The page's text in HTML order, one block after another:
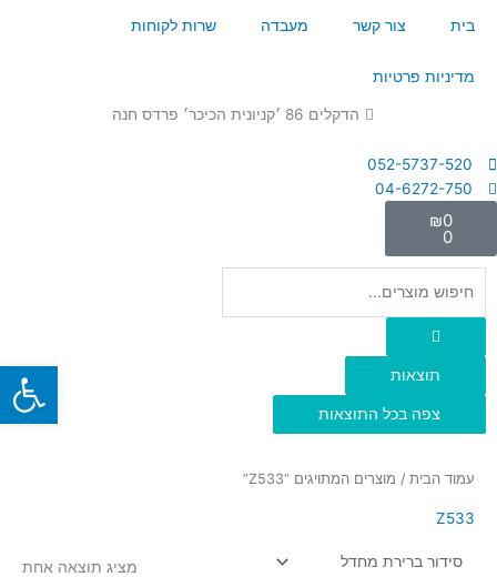
לתוכן
בית צור קשר מעבדה שרות לקוחות
מדיניות פרטיות
הדקלים 86 ׳קניונית הכיכר׳ פרדס חנה
052-5737-520
04-6272-750
₪0
0
עגלת
קניות
תוצאות
צפה בכל התוצאות
עמוד הבית / מוצרים המתויגים “Z533”
Z533
מציג תוצאה אחת